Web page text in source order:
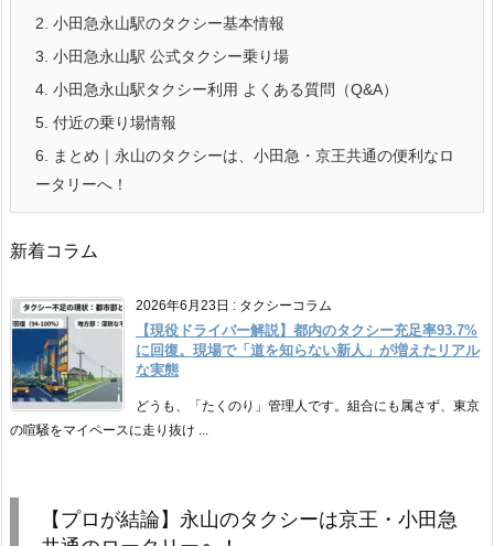
2. 小田急永山駅のタクシー基本情報
3. 小田急永山駅 公式タクシー乗り場
4. 小田急永山駅タクシー利用 よくある質問（Q&A）
5. 付近の乗り場情報
6.
まとめ｜永山のタクシーは、小田急・京王共通の便利なロ
ータリーへ！
新着コラム
2026年6月23日 : タクシーコラム
【現役ドライバー解説】都内のタクシー充足率93.7%
に回復。現場で「道を知らない新人」が増えたリアル
な実態
どうも、「たくのり」管理人です。組合にも属さず、東京
の喧騒をマイペースに走り抜け ...
【プロが結論】永山のタクシーは京王・小田急